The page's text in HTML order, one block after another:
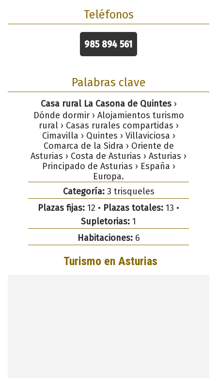
Teléfonos
985 894 561
Palabras clave
Casa rural La Casona de Quintes›
Dónde dormir › Alojamientos turismo
rural › Casas rurales compartidas ›
Cimavilla › Quintes › Villaviciosa ›
Comarca de la Sidra › Oriente de
Asturias › Costa de Asturias › Asturias ›
Principado de Asturias › España ›
Europa.
Categoría:3 trisqueles
Plazas fijas: 12 • Plazas totales: 13 •
Supletorias: 1
Habitaciones:6